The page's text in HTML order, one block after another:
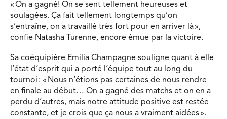
« On a gagné! On se sent tellement heureuses et
soulagées. Ça fait tellement longtemps qu’on
s’entraîne, on a travaillé très fort pour en arriver là »,
confie Natasha Turenne, encore émue par la victoire.
Sa coéquipière Emilia Champagne souligne quant à elle
l’état d’esprit qui a porté l’équipe tout au long du
tournoi : « Nous n’étions pas certaines de nous rendre
en finale au début… On a gagné des matchs et on en a
perdu d’autres, mais notre attitude positive est restée
constante, et je crois que ça nous a vraiment aidées ».